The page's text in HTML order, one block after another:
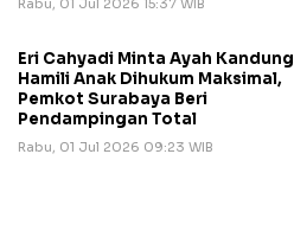
Rabu, 01 Jul 2026 15:37 WIB
Eri Cahyadi Minta Ayah Kandung
Hamili Anak Dihukum Maksimal,
Pemkot Surabaya Beri
Pendampingan Total
Rabu, 01 Jul 2026 09:23 WIB